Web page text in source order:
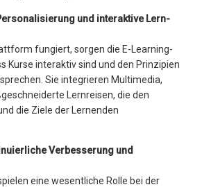
und interaktive Lern-
fungiert, sorgen die E-Learning-
Kurse interaktiv sind und den Prinzipien
Sie integrieren Multimedia,
Lernreisen, die den
die Ziele der Lernenden
Verbesserung und
eine wesentliche Rolle bei der